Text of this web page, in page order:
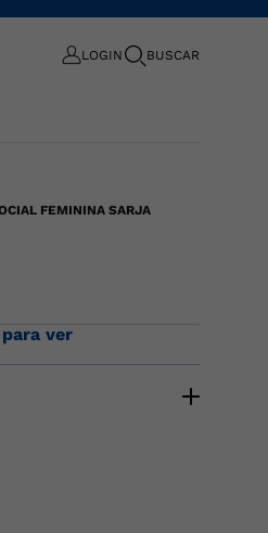
LOGIN BUSCAR
FEMININA SARJA
ver